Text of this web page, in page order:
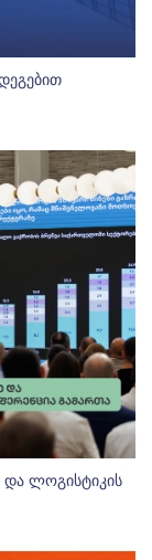
და ლოგისტიკის